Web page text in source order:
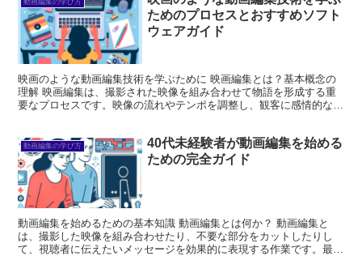
動画編集の学び方
ためのプロセスとおすすめソフト
ウェアガイド
映画のような動画編集技術を学ぶために 映画編集とは？基本概念の
理解 映画編集は、撮影された映像を組み合わせて物語を形成する重
要なプロセスです。映像の流れやテンポを調整し、観客に感情的な体
動画編集の学び方
40代未経験者が動画編集を始める
ための完全ガイド
動画編集を始めるための基本知識 動画編集とは何か？ 動画編集と
は、撮影した映像を組み合わせたり、不要な部分をカットしたりし
て、視聴者に伝えたいメッセージを効果的に表現する作業です。最近